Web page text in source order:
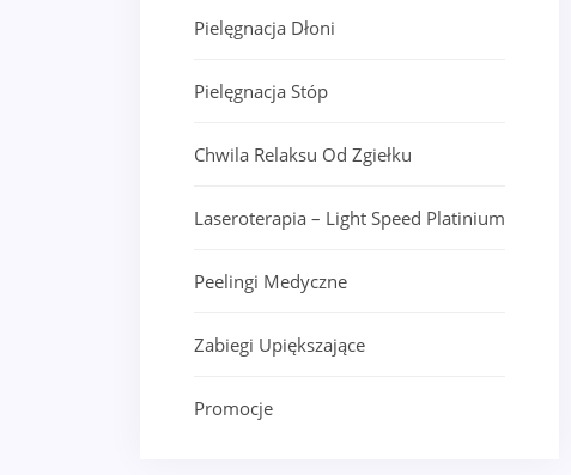
Pielęgnacja Dłoni
Pielęgnacja Stóp
Chwila Relaksu Od Zgiełku
Laseroterapia – Light Speed Platinium
Peelingi Medyczne
Zabiegi Upiększające
Promocje